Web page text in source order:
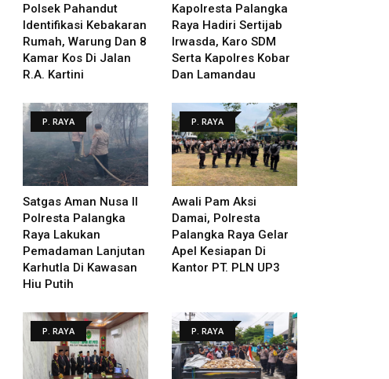
Polsek Pahandut
Identifikasi Kebakaran
Rumah, Warung Dan 8
Kamar Kos Di Jalan
R.A. Kartini
Kapolresta Palangka
Raya Hadiri Sertijab
Irwasda, Karo SDM
Serta Kapolres Kobar
Dan Lamandau
P. RAYA
Satgas Aman Nusa II
Polresta Palangka
Raya Lakukan
Pemadaman Lanjutan
Karhutla Di Kawasan
Hiu Putih
P. RAYA
Awali Pam Aksi
Damai, Polresta
Palangka Raya Gelar
Apel Kesiapan Di
Kantor PT. PLN UP3
P. RAYA P. RAYA